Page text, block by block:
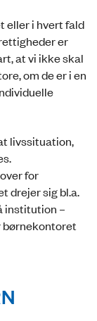
eller i hvert fald
er
at vi ikke skal
om de er i en
livssituation,
for
drejer sig bl.a.
institution –
børnekontoret